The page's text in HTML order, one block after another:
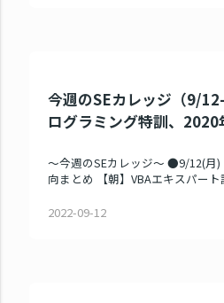
今週のSEカレッジ（9/
ログラミング特訓、2020
～今週のSEカレッジ～ ●9/12(月
向まとめ 【朝】VBAエキスパー
2022-09-12